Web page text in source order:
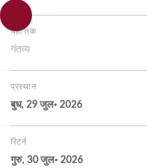
यहाँ तक
गंतव्य
प्रस्थान
बुध, 29 जुल॰ 2026
रिटर्न
गुरु, 30 जुल॰ 2026